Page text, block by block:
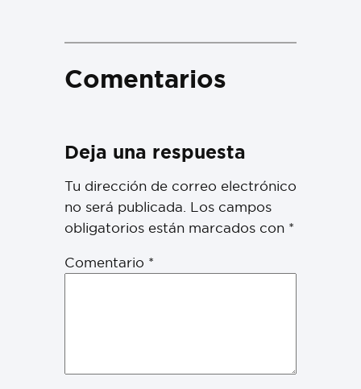
Comentarios
Deja una respuesta
Tu dirección de correo electrónico
no será publicada. Los campos
obligatorios están marcados con *
Comentario *